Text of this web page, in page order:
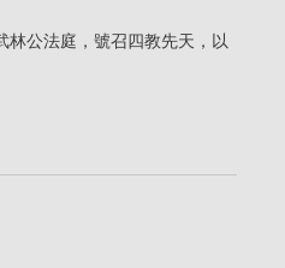
公法庭，號召四教先天，以